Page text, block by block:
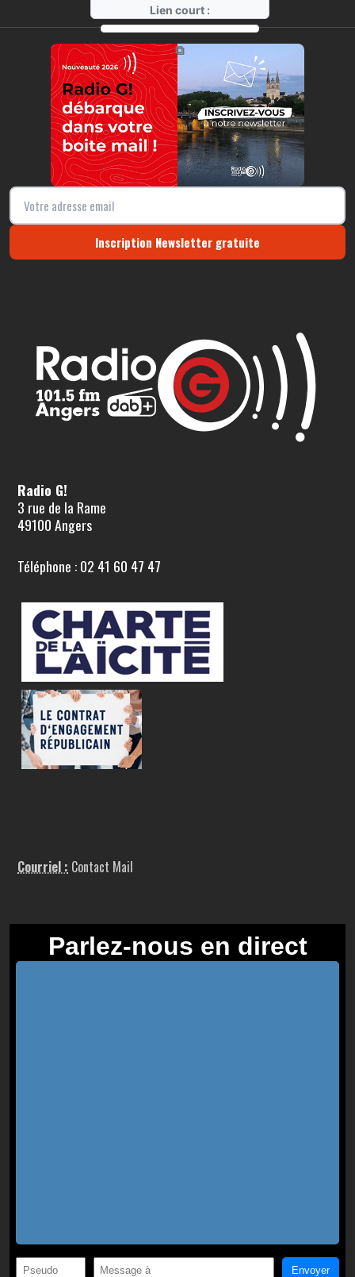
Lien court :
https://radio-g.fr?7584
⧉
Inscription Newsletter gratuite
Radio G!
3 rue de la Rame
49100 Angers
Téléphone : 02 41 60 47 47
Courriel : Contact Mail